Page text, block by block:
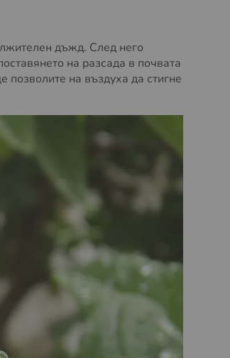
дъжд. След него
на разсада в почвата
позволите на въздуха да стигне